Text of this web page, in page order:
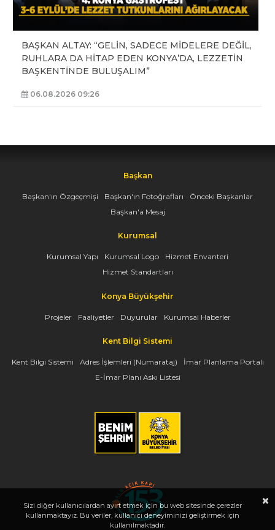
BAŞKAN ALTAY: “GELİN, SADECE MİDELERE DEĞİL,
RUHLARA DA HİTAP EDEN KONYA’DA, LEZZETİN
BAŞKENTİNDE BULUŞALIM”
06.08.2026 09:26
Başkan
Başkan'ın Özgeçmişi Başkan'ın Fotoğrafları
Önceki Başkanlar
Başkan'a Mesaj
Kurumsal
Kurumsal Yapı Kurumsal Logo
Hizmet Envanteri
Hizmet Standartları
Konya Büyükşehir
Projeler Faaliyetler Duyurular Kurumsal Haberler
Kent Bilgi Sistemi
Kent Bilgi Sistemi Adres İşlemleri (Numarataj)
İmar Planlama Portalı
E-İmar Planı Askı Listesi
Sizi diğer kullanıcılardan ayırt etmek için bu web sitesinde çerezler
kullanmaktayız. Bu veriler, kullanıcı deneyiminizi geliştirmek için
kullanılmaktadır.